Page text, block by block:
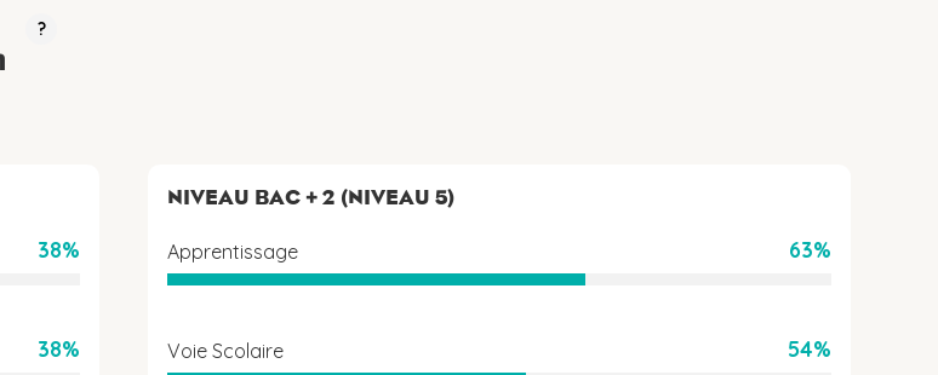
?
38%
38%
NIVEAU BAC + 2 (NIVEAU 5)
Apprentissage 63%
Voie Scolaire 54%